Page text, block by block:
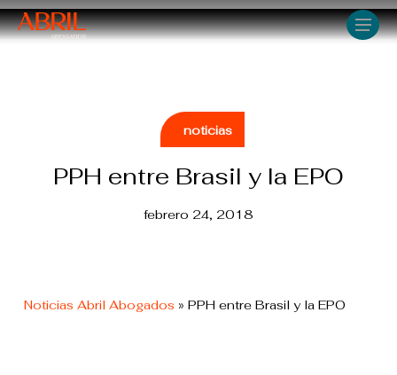
Skip
to
main
Menu
noticias
PPH entre Brasil y la EPO
febrero 24, 2018
Noticias Abril Abogados » PPH entre Brasil y la EPO